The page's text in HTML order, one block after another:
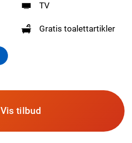
TV
Gratis toalettartikler
Vis tilbud